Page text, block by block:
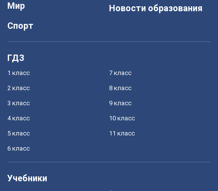
Мир
Спорт
Новости образования
ГДЗ
1 класс
2 класс
3 класс
4 класс
5 класс
6 класс
7 класс
8 класс
9 класс
10 класс
11 класс
Учебники